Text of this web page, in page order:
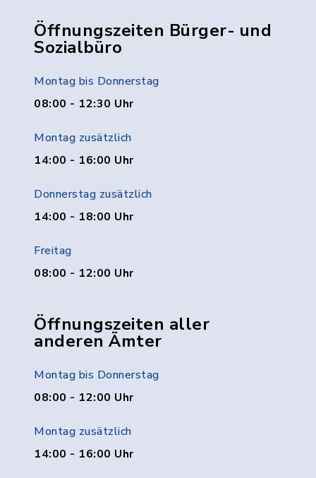
Öffnungszeiten Bürger- und
Sozialbüro
Montag bis Donnerstag
08:00 - 12:30 Uhr
Montag zusätzlich
14:00 - 16:00 Uhr
Donnerstag zusätzlich
14:00 - 18:00 Uhr
Freitag
08:00 - 12:00 Uhr
Öffnungszeiten aller
anderen Ämter
Montag bis Donnerstag
08:00 - 12:00 Uhr
Montag zusätzlich
14:00 - 16:00 Uhr